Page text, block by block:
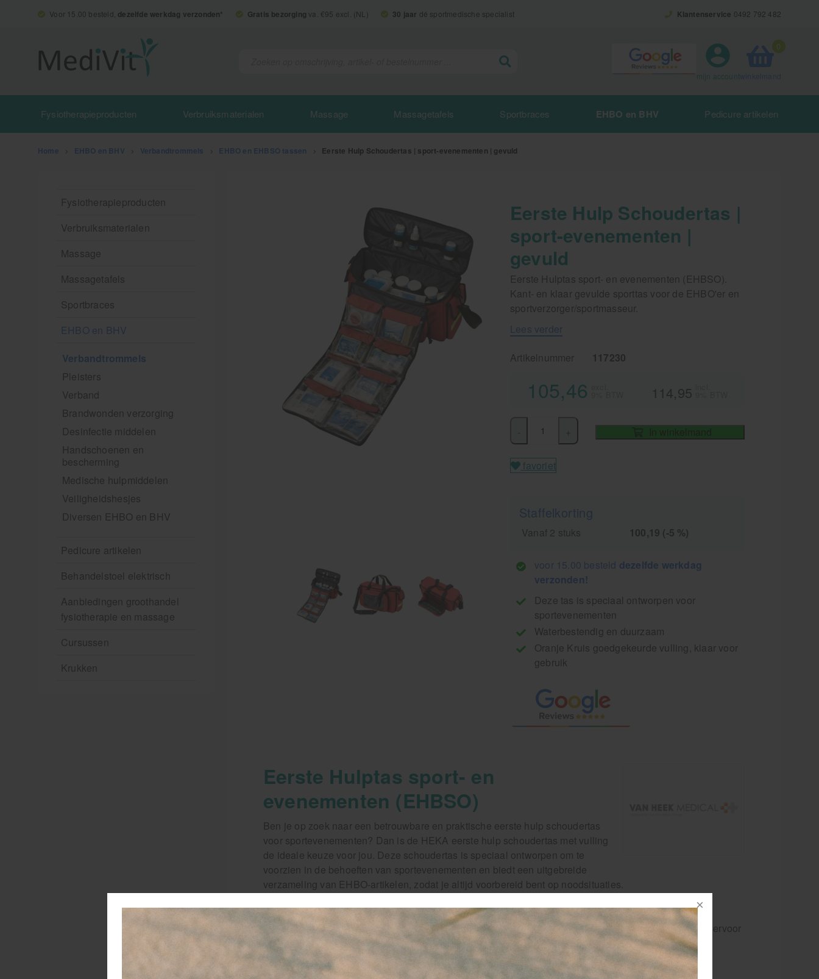
Voor 15.00 besteld, dezelfde werkdag verzonden* Gratis bezorging va. €95 excl. (NL) 30 jaar dé sportmedische specialist Klantenservice 0492 792 482
0
mijn account
Fysiotherapieproducten Verbruiksmaterialen Massage Massagetafels Sportbraces EHBO en BHV Pedicure artikelen
Home EHBO en BHV Verbandtrommels EHBO en EHBSO tassen Eerste Hulp Schoudertas | sport-evenementen | gevuld
Fysiotherapieproducten
Verbruiksmaterialen
Massage
Massagetafels
Sportbraces
EHBO en BHV
Verbandtrommels
Pleisters
Verband
Brandwonden verzorging
Desinfectie middelen
Handschoenen en
bescherming
Medische hulpmiddelen
Veiligheidshesjes
Diversen EHBO en BHV
Pedicure artikelen
Behandelstoel elektrisch
Aanbiedingen groothandel
fysiotherapie en massage
Cursussen
Krukken
Eerste Hulp Schoudertas |
sport-evenementen |
gevuld
Eerste Hulptas sport- en evenementen (EHBSO).
Kant- en klaar gevulde sporttas voor de EHBO'er en
sportverzorger/sportmasseur.
Lees verder
Artikelnummer 117230
105,46 114,95
In winkelmand
favoriet
Staffelkorting
Vanaf 2 stuks 100,19 (-5 %)
voor 15.00 besteld dezelfde werkdag
verzonden!
Deze tas is speciaal ontworpen voor
sportevenementen
Waterbestendig en duurzaam
Oranje Kruis goedgekeurde vulling, klaar voor
gebruik
Eerste Hulptas sport- en
evenementen (EHBSO)
Ben je op zoek naar een betrouwbare en praktische eerste hulp schoudertas
voor sportevenementen? Dan is de HEKA eerste hulp schoudertas met vulling
de ideale keuze voor jou. Deze schoudertas is speciaal ontworpen om te
voorzien in de behoeften van sportevenementen en biedt een uitgebreide
verzameling van EHBO-artikelen, zodat je altijd voorbereid bent op noodsituaties.
De HEKA eerste hulp schoudertas is uitgerust met een ruim hoofdcompartiment dat gevuld is met een
variëteit aan verbanden, pleisters, desinfectiemiddel en andere essentiële EHBO-producten. Dit zorgt ervoor
dat je snel kunt handelen bij veelvoorkomende sportblessures zoals verstuikingen, schaafwonden en
spierpijn.